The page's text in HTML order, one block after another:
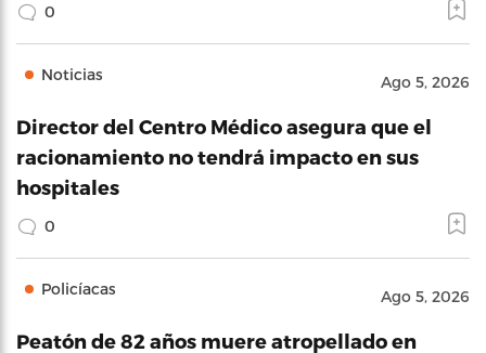
0
Noticias Ago 5, 2026
Director del Centro Médico asegura que el
racionamiento no tendrá impacto en sus
hospitales
0
Policíacas Ago 5, 2026
Peatón de 82 años muere atropellado en